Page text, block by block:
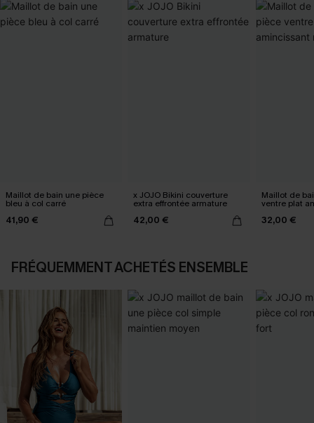
Maillot de bain une pièce
bleu à col carré
41,90 €
x JOJO Bikini couverture
extra effrontée armature
42,00 €
Maillot de
ventre plat
32,00 €
FRÉQUEMMENT ACHETÉS ENSEMBLE